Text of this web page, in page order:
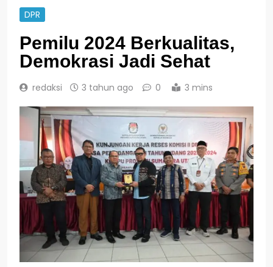
DPR
Pemilu 2024 Berkualitas,
Demokrasi Jadi Sehat
redaksi 3 tahun ago 0 3 mins